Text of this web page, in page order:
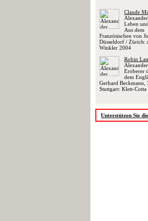
Claude
Leben
Aus dem
Französischen von
Düsseldorf / Zürich:
Winkler 2004
Robin
Eroberer
dem
Gerhard Beckmann,
Stuttgart: Klett-Cotta
Unterstützen Sie